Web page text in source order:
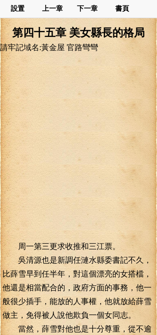
設置 上一章 下一章 書頁
第四十五章 美女縣長的格局
請牢記域名:黃金屋 官路彎彎
周一第三更求收推和三江票。
吳清源也是新調任漣水縣委書記不久，
比薛雪早到任半年，對這個漂亮的女搭檔，
他還是相當配合的，政府方面的事務，他一
般很少插手，能放的人事權，他就放給薛雪
做主，免得被人說他欺負一個女同志。
當然，薛雪對他也是十分尊重，從不逾